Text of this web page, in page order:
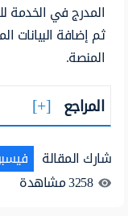
المدرج في الخدمة
ثم إضافة البيانات
المنصة.
المراجع
شارك المقالة
3258مشاهدة